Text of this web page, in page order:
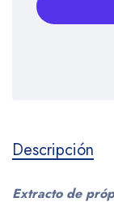
Descripción
Extracto de